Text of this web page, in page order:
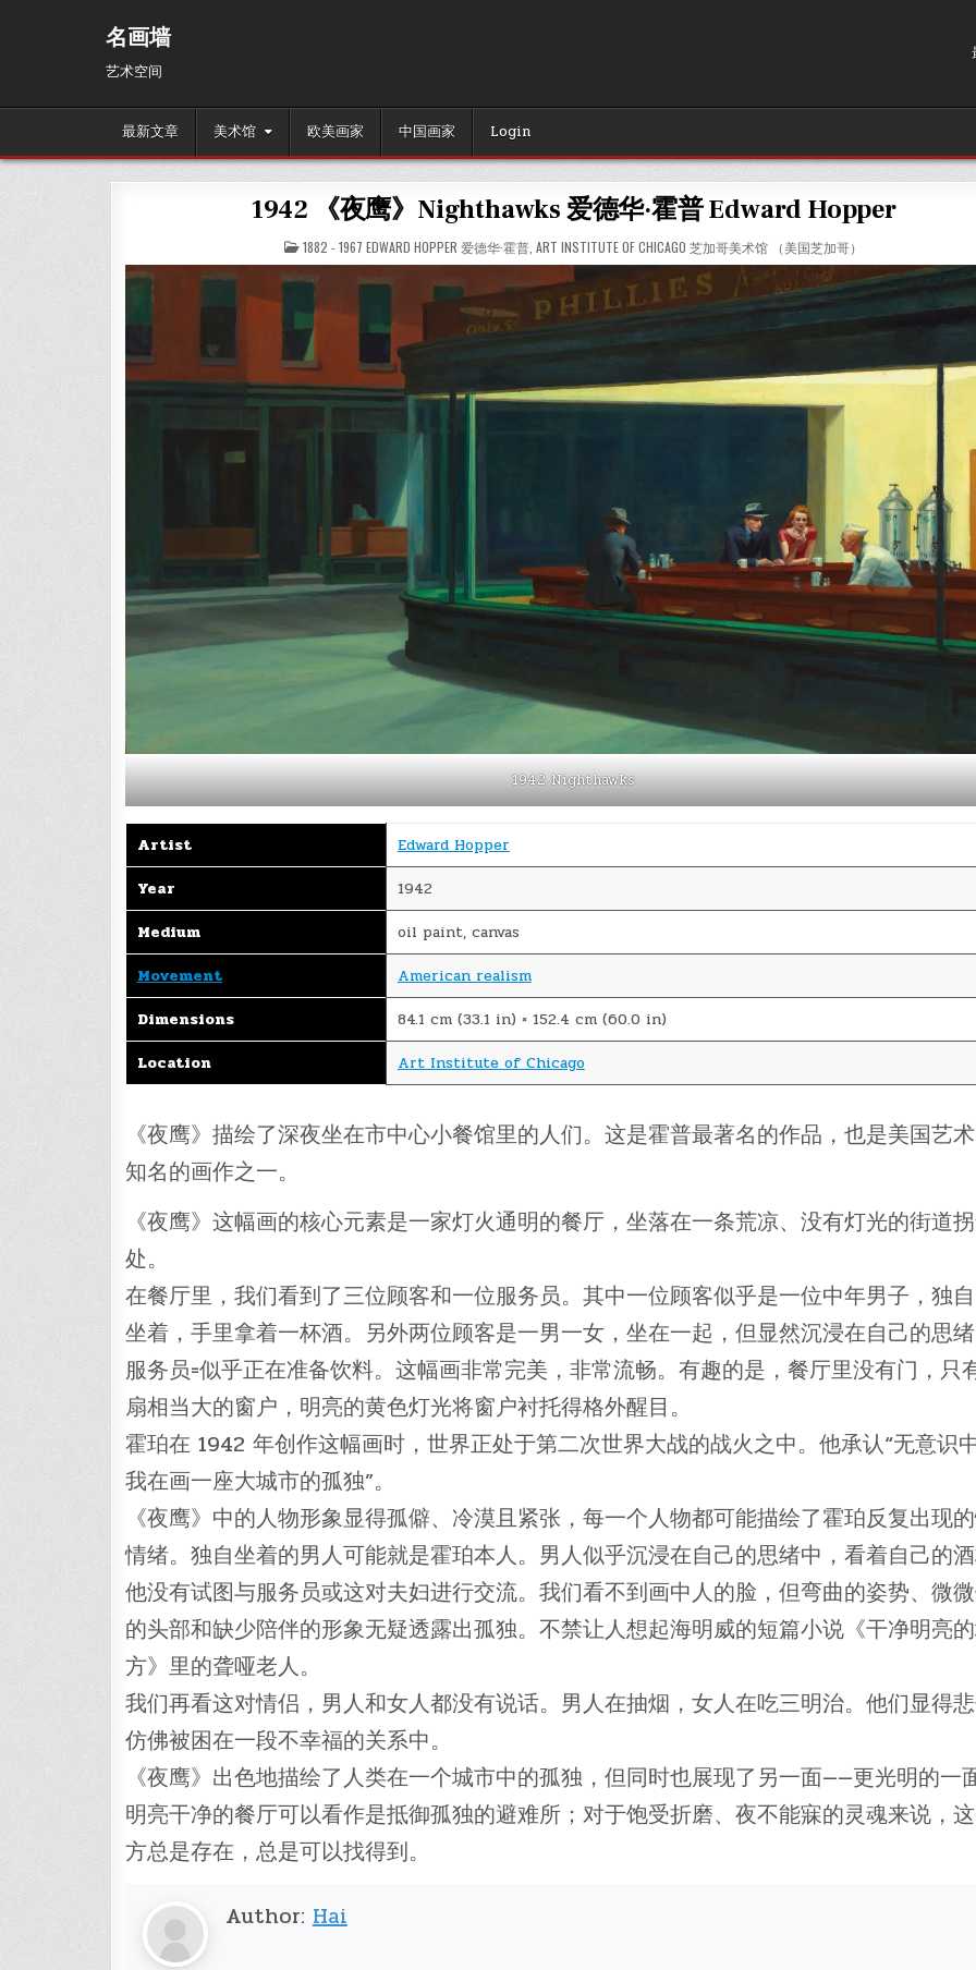
名画墙
艺术空间
最新文章 美术馆 欧美画家 中国画家 Login
1942 《夜鹰》Nighthawks 爱德华·霍普 Edward Hopper
POSTED
IN
1882 - 1967 EDWARD HOPPER 爱德华·霍普, ART INSTITUTE OF CHICAGO 芝加哥美术馆 （美国芝加哥）
1942 Nighthawks
Artist
Edward Hopper
Year
1942
Medium
oil paint, canvas
Movement
American realism
Dimensions
84.1 cm (33.1 in) × 152.4 cm (60.0 in)
Location
Art Institute of Chicago
《夜鹰》描绘了深夜坐在市中心小餐馆里的人们。这是霍普最著名的作品，也是美国艺
知名的画作之一。
《夜鹰》这幅画的核心元素是一家灯火通明的餐厅，坐落在一条荒凉、没有灯光的街道
处。
在餐厅里，我们看到了三位顾客和一位服务员。其中一位顾客似乎是一位中年男子，独
坐着，手里拿着一杯酒。另外两位顾客是一男一女，坐在一起，但显然沉浸在自己的思
服务员=似乎正在准备饮料。这幅画非常完美，非常流畅。有趣的是，餐厅里没有门，只
扇相当大的窗户，明亮的黄色灯光将窗户衬托得格外醒目。
霍珀在 1942 年创作这幅画时，世界正处于第二次世界大战的战火之中。他承认“无意识
我在画一座大城市的孤独”。
《夜鹰》中的人物形象显得孤僻、冷漠且紧张，每一个人物都可能描绘了霍珀反复出现
情绪。独自坐着的男人可能就是霍珀本人。男人似乎沉浸在自己的思绪中，看着自己的
他没有试图与服务员或这对夫妇进行交流。我们看不到画中人的脸，但弯曲的姿势、微
的头部和缺少陪伴的形象无疑透露出孤独。不禁让人想起海明威的短篇小说《干净明亮
方》里的聋哑老人。
我们再看这对情侣，男人和女人都没有说话。男人在抽烟，女人在吃三明治。他们显得
仿佛被困在一段不幸福的关系中。
《夜鹰》出色地描绘了人类在一个城市中的孤独，但同时也展现了另一面——更光明的一
明亮干净的餐厅可以看作是抵御孤独的避难所；对于饱受折磨、夜不能寐的灵魂来说，
方总是存在，总是可以找得到。
Author:Hai